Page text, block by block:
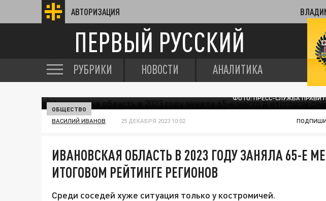
АВТОРИЗАЦИЯ
ПЕРВЫЙ РУССКИЙ
РУБРИКИ НОВОСТИ АНАЛИТИКА
ФОТО: ПРЕСС-СЛУЖБА
ОБЩЕСТВО
ВАСИЛИЙ ИВАНОВ 25 ДЕКАБРЯ 2023 10:02
ИВАНОВСКАЯ ОБЛАСТЬ В 2023 ГОДУ ЗАНЯЛА 65-Е
ИТОГОВОМ РЕЙТИНГЕ РЕГИОНОВ
Среди соседей хуже ситуация только у костромичей.